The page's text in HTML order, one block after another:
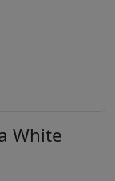
White